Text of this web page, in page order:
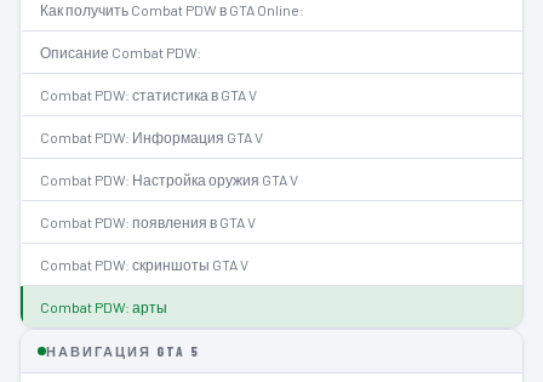
Как получить Combat PDW в GTA Online:
Описание Combat PDW:
Combat PDW: статистика в GTA V
Combat PDW: Информация GTA V
Combat PDW: Настройка оружия GTA V
Combat PDW: появления в GTA V
Combat PDW: скриншоты GTA V
Combat PDW: арты
НАВИГАЦИЯ GTA 5